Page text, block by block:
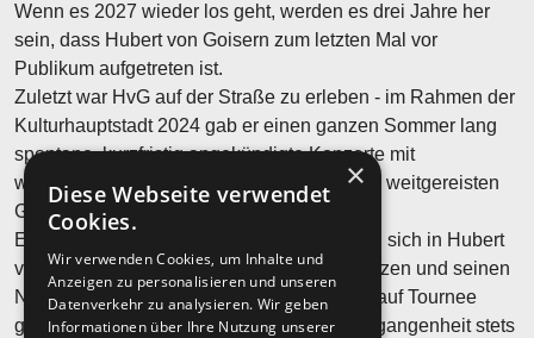
Wenn es 2027 wieder los geht, werden es drei Jahre her
sein, dass Hubert von Goisern zum letzten Mal vor
Publikum aufgetreten ist.
Zuletzt war HvG auf der Straße zu erleben - im Rahmen der
Kulturhauptstadt 2024 gab er einen ganzen Sommer lang
spontane, kurzfristig angekündigte Konzerte mit
wechselnden Besetzungen und vielen, teils weitgereisten
Gästen.
Einige dieser Unberechenbarkeiten werden sich in Hubert
von Goisern kommendem Programm fortsetzen und seinen
Niederschlag finden, wenn er 2027 wieder auf Tournee
geht. Hubert von Goisern wusste in der Vergangenheit stets
×
Diese Webseite verwendet
Cookies.
Wir verwenden Cookies, um Inhalte und
Anzeigen zu personalisieren und unseren
Datenverkehr zu analysieren. Wir geben
Informationen über Ihre Nutzung unserer